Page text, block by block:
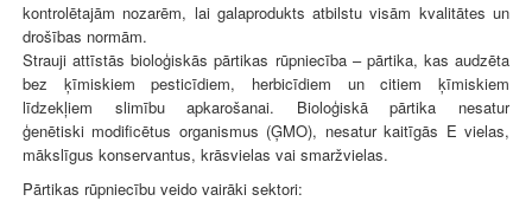
kontrolētajām nozarēm, lai galaprodukts atbilstu visām kvalitātes un
drošības normām.
Strauji attīstās bioloģiskās pārtikas rūpniecība – pārtika, kas audzēta
bez ķīmiskiem pesticīdiem, herbicīdiem un citiem ķīmiskiem
līdzekļiem slimību apkarošanai. Bioloģiskā pārtika nesatur
ģenētiski modificētus organismus (ĢMO), nesatur kaitīgās E vielas,
mākslīgus konservantus, krāsvielas vai smaržvielas.
Pārtikas rūpniecību veido vairāki sektori: